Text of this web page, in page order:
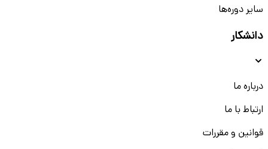
سایر دوره‌ها
دانشکار
درباره ما
ارتباط با ما
قوانین و مقررات